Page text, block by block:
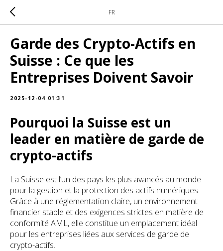
FR
Garde des Crypto-Actifs en
Suisse : Ce que les
Entreprises Doivent Savoir
2025-12-04 01:31
Pourquoi la Suisse est un
leader en matière de garde de
crypto-actifs
La Suisse est l’un des pays les plus avancés au monde
pour la gestion et la protection des actifs numériques.
Grâce à une réglementation claire, un environnement
financier stable et des exigences strictes en matière de
conformité AML, elle constitue un emplacement idéal
pour les entreprises liées aux services de garde de
crypto-actifs.